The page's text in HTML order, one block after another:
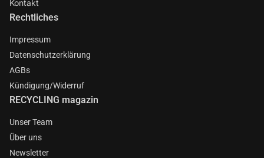
Kontakt
Rechtliches
Impressum
Datenschutzerklärung
AGBs
Kündigung/Widerruf
RECYCLING magazin
Unser Team
Über uns
Newsletter